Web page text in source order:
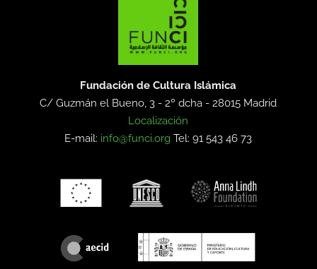
Fundación de Cultura Islámica
C/ Guzmán el Bueno, 3 - 2º dcha -28015 Madrid
Localización
E-mail: info@funci.org Tel: 91 543 46 73